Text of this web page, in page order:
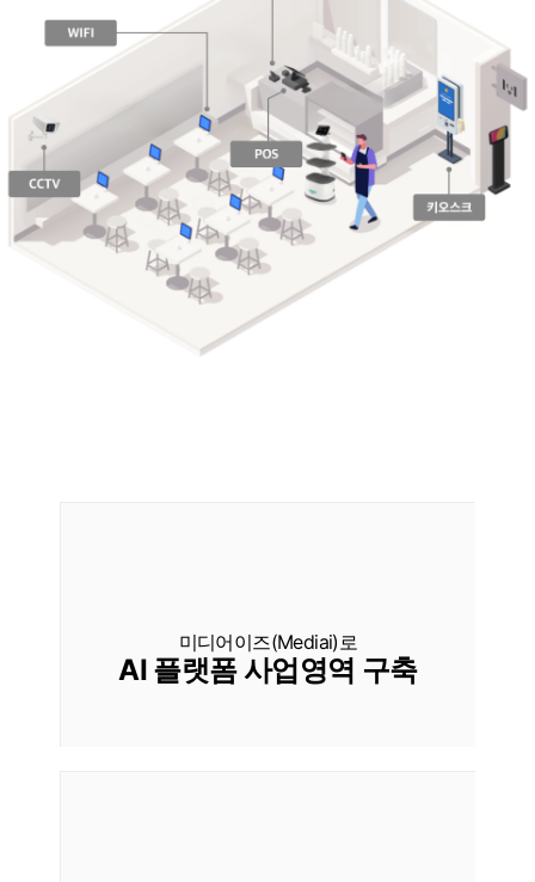
미디어이즈(Mediai)로
AI 플랫폼 사업영역 구축